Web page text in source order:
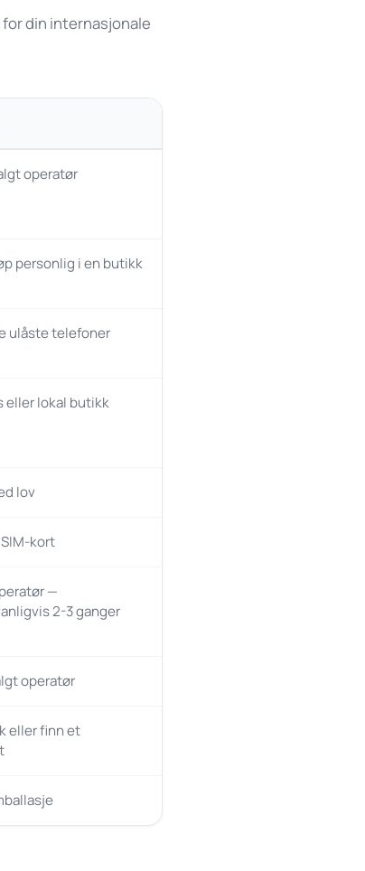
din internasjonale
operatør
personlig i en butikk
ulåste telefoner
eller lokal butikk
lov
kort
—
2-3 ganger
operatør
eller finn et